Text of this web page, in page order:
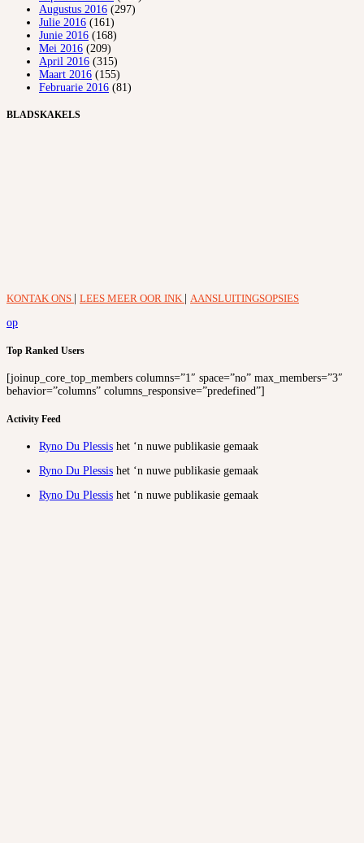
Augustus 2016 (297)
Julie 2016 (161)
Junie 2016 (168)
Mei 2016 (209)
April 2016 (315)
Maart 2016 (155)
Februarie 2016 (81)
BLADSKAKELS
KONTAK ONS LEES MEER OOR INK
AANSLUITINGSOPSIES
op
Top Ranked Users
[joinup_core_top_members columns=”1″ space=”no” max_members=”3″
behavior=”columns” columns_responsive=”predefined”]
Activity Feed
Ryno Du Plessis het ‘n nuwe publikasie gemaak
Ryno Du Plessis het ‘n nuwe publikasie gemaak
Ryno Du Plessis het ‘n nuwe publikasie gemaak